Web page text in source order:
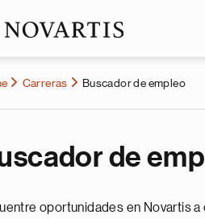
Carreras Buscador de empleo
de
oportunidades en Novartis a